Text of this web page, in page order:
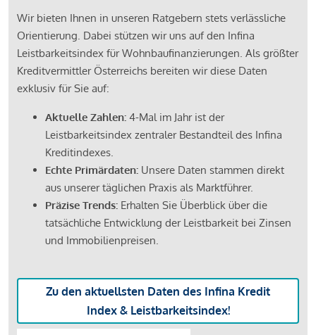
Wir bieten Ihnen in unseren Ratgebern stets verlässliche
Orientierung. Dabei stützen wir uns auf den Infina
Leistbarkeitsindex für Wohnbaufinanzierungen. Als größter
Kreditvermittler Österreichs bereiten wir diese Daten
exklusiv für Sie auf:
Aktuelle Zahlen: 4-Mal im Jahr ist der
Leistbarkeitsindex zentraler Bestandteil des Infina
Kreditindexes.
Echte Primärdaten: Unsere Daten stammen direkt
aus unserer täglichen Praxis als Marktführer.
Präzise Trends: Erhalten Sie Überblick über die
tatsächliche Entwicklung der Leistbarkeit bei Zinsen
und Immobilienpreisen.
Zu den aktuellsten Daten des Infina Kredit
Index & Leistbarkeitsindex!